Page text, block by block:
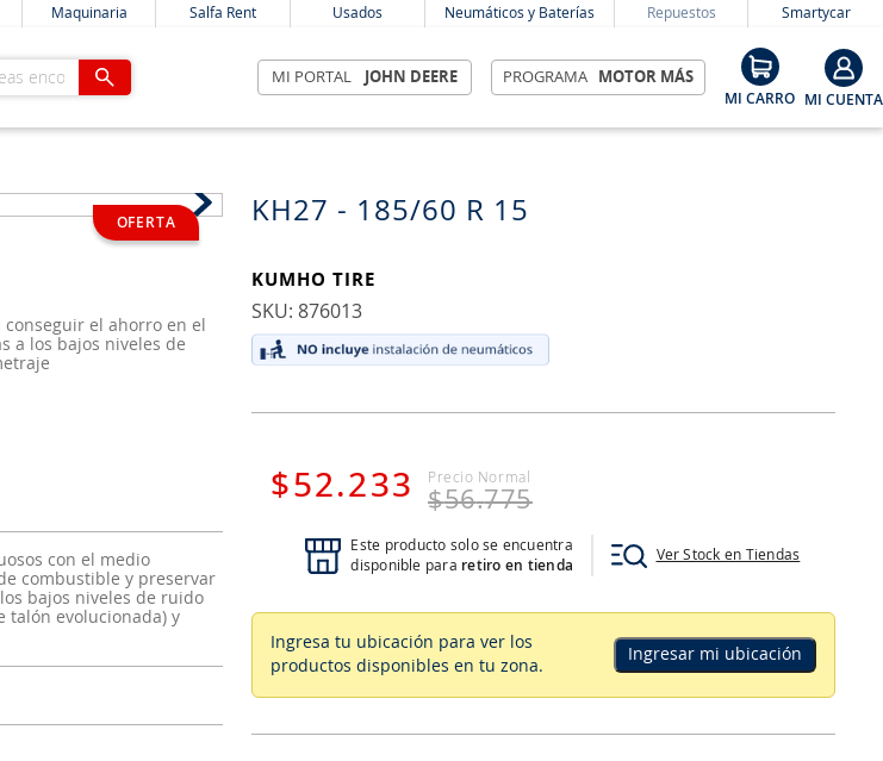
Maquinaria Salfa Rent Usados Neumáticos y Baterías Repuestos Smartycar
encontrar MI PORTAL JOHN DEERE PROGRAMA MOTOR MÁS
el ahorro en el
a los bajos niveles de
con el medio
combustible y preservar
bajos niveles de ruido
talón evolucionada) y
KH27 - 185/60 R 15
KUMHO TIRE
:876013
$52.233 $56.775
Este producto solo se encuentra
disponible para retiro en tienda
Ver Stock en Tiendas
Ingresa tu ubicación para ver los
productos disponibles en tu zona.
Ingresar mi ubicación